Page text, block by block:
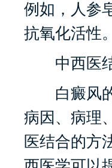
例如，人参
抗氧化活性。
中西医结
白癜风的
病因、病理
医结合的方